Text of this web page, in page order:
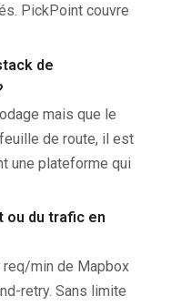
PickPoint couvre
de
mais que le
de route, il est
une plateforme qui
ou du trafic en
req/min de Mapbox
retry. Sans limite